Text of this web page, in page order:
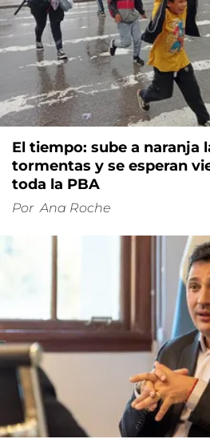
El tiempo: sube a naranja
tormentas y se esperan
toda la PBA
Por Ana Roche